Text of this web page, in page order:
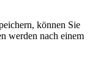
können Sie
werden nach einem